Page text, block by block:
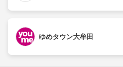
ゆめタウン大牟田